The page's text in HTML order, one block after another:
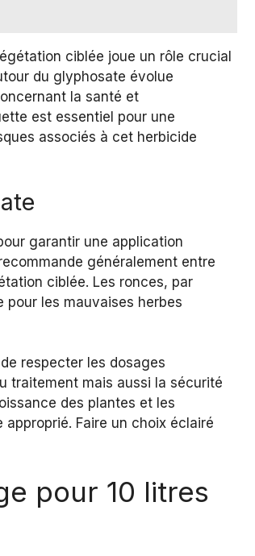
ciblée joue un rôle crucial
du glyphosate évolue
la santé et
est essentiel pour une
associés à cet herbicide
garantir une application
généralement entre
ciblée. Les ronces, par
pour les mauvaises herbes
respecter les dosages
traitement mais aussi la sécurité
des plantes et les
Faire un choix éclairé
pour 10 litres